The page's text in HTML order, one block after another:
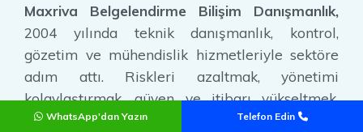
Maxriva Belgelendirme Bilişim Danışmanlık,
2004 yılında teknik danışmanlık, kontrol,
gözetim ve mühendislik hizmetleriyle sektöre
adım attı. Riskleri azaltmak, yönetimi
kolaylaştırmak, güven ve itibarı yükseltmek,
sürdürülebilir çalışma ortamı oluşturmak
WhatsApp'dan Yazın Telefon Edin